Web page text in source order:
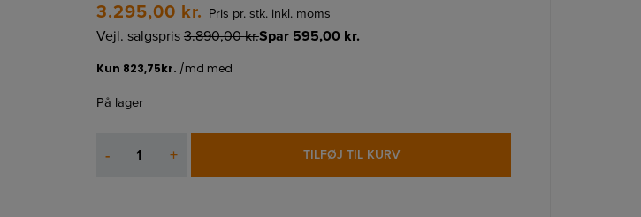
3.295,00 kr. Pris pr. stk. inkl. moms
Vejl. salgspris 3.890,00kr.Spar 595,00 kr.
På lager
-
MS
+ TILFØJ TIL KURV